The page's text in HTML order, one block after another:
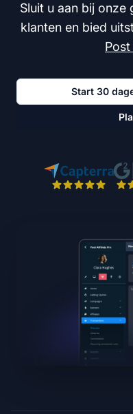
Sluit u aan bij onze
klanten en bied
Start 30